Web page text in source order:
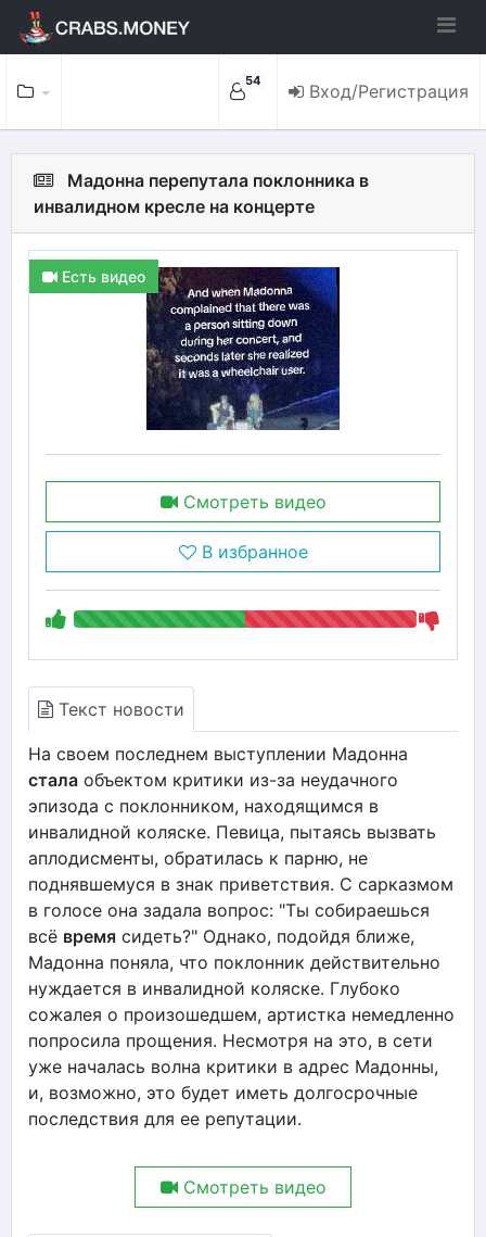
54 Вход/Регистрация
Мадонна перепутала поклонника в
инвалидном кресле на концерте
Есть видео
Смотреть видео
В избранное
Текст новости
На своем последнем выступлении Мадонна
стала объектом критики из-за неудачного
эпизода с поклонником, находящимся в
инвалидной коляске. Певица, пытаясь вызвать
аплодисменты, обратилась к парню, не
поднявшемуся в знак приветствия. С сарказмом
в голосе она задала вопрос: "Ты собираешься
всё время сидеть?" Однако, подойдя ближе,
Мадонна поняла, что поклонник действительно
нуждается в инвалидной коляске. Глубоко
сожалея о произошедшем, артистка немедленно
попросила прощения. Несмотря на это, в сети
уже началась волна критики в адрес Мадонны,
и, возможно, это будет иметь долгосрочные
последствия для ее репутации.
Смотреть видео